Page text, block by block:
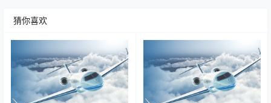
猜你喜欢